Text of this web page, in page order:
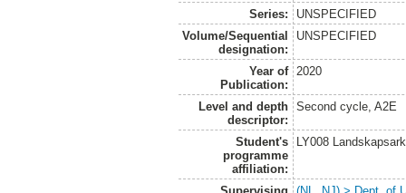
Series:
UNSPECIFIED
Volume/Sequential
designation:
UNSPECIFIED
Year of
Publication:
2020
Level and depth
descriptor:
Second cycle, A2E
Student's
programme
affiliation:
LY008